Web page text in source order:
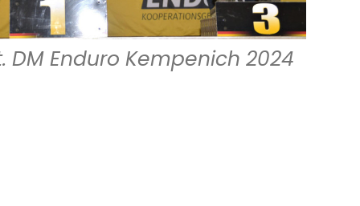
DM Enduro Kempenich 2024